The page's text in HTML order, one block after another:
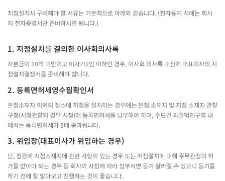
지점설치시 구비해야 할 서류는 기본적으로 아래와 같습니다. (전자등기 시에는 회사
의 전자증명서만 준비하시면 됩니다.)
1. 지점설치를 결의한 이사회의사록
자본금이 10억 미만이고 이사가2인 이하인 경우, 이사회 의사록 대신에 대표이사의 지
점설치결정서를 준비해야 합니다.
2. 등록면허세영수필확인서
본점소재지 이외의 장소에 지점을 설치하는 경우에는 본점 소재지 및 지점 소재지 관할
구청(시청관할의 경우 시청)에 등록면허세를 납부해야 하며, 수도권 과밀억제구역 내
에서는 등록면허세가 3배 중과됩니다.
3. 위임장(대표이사가 위임하는 경우)
단, 정관에 지점소재지에 관한 사항이 있는 경우 또는 지점설치에 대해 주무관청의 허
가를 받아야 되는 경우 등 회사의 사정에 따라 첨부서면 등이 달라질 수 있으니 등기를
하기 전에 잘 알아보고 진행하는 것이 좋습니다.